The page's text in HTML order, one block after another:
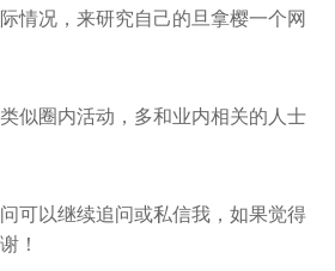
情况，来研究自己的旦拿樱一个网
似圈内活动，多和业内相关的人士
可以继续追问或私信我，如果觉得
！